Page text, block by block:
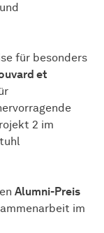
für besonders
et
2 im
Alumni-Preis
im